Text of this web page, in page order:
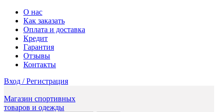
О нас
Как заказать
Оплата и доставка
Кредит
Гарантия
Отзывы
Контакты
Вход / Регистрация
Магазин спортивных
товаров и одежды